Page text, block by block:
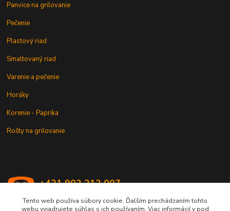
Panvice na grilovanie
Pečenie
Plastový riad
Smaltovaný riad
Varenie a pečenie
Horáky
Korenie - Paprika
Rošty na grilovanie
+421 902 212 007
Tento web používa súbory cookie. Ďalším prechádzaním tohto
webu vyjadrujete súhlas s ich používaním. Viac informácií v pod